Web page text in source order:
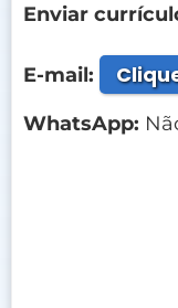
Enviar
E-mail:
WhatsApp: